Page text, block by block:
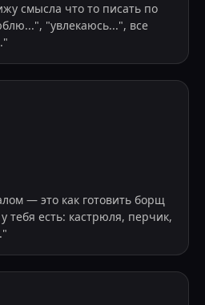
смысла что то писать по
"увлекаюсь...", все
"
— это как готовить борщ
тебя есть: кастрюля, перчик,
"